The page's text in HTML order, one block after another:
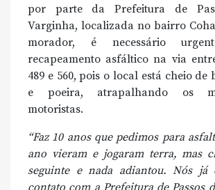
por parte da Prefeitura de
Varginha, localizada no bairro
morador, é necessário
recapeamento asfáltico na via
489 e 560, pois o local está cheio de
e poeira, atrapalhando os
motoristas.
“Faz 10 anos que pedimos para
ano vieram e jogaram terra, mas
seguinte e nada adiantou. Nós já
contato com a Prefeitura de Passos